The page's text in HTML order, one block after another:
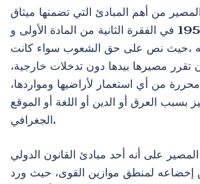
المصير من أهم المبادئ التي تضمنها ميثاق
الأمم المتحدة لسنة 1951 في الفقرة الثانية من المادة الأولى و
55 منه ،حيث نص على حق الشعوب سواء كانت
تقرر مصيرها بيدها دون تدخلات خارجية،
من أي استعمار لأراضيها ومواردها،
بسبب العرق أو الدين أو اللغة أو الموقع
الجغرافي.
على أنه أحد مبادئ القانون الدولي
إخضاعه لمنطق موازين القوى، حيث ورد